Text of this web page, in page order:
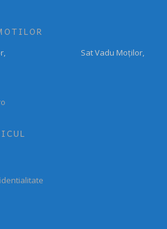
Moților, Sat Vadu Moților,